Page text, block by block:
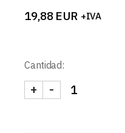
19,88 EUR +IVA
Cantidad:
TIRA 12V NEON
-
+